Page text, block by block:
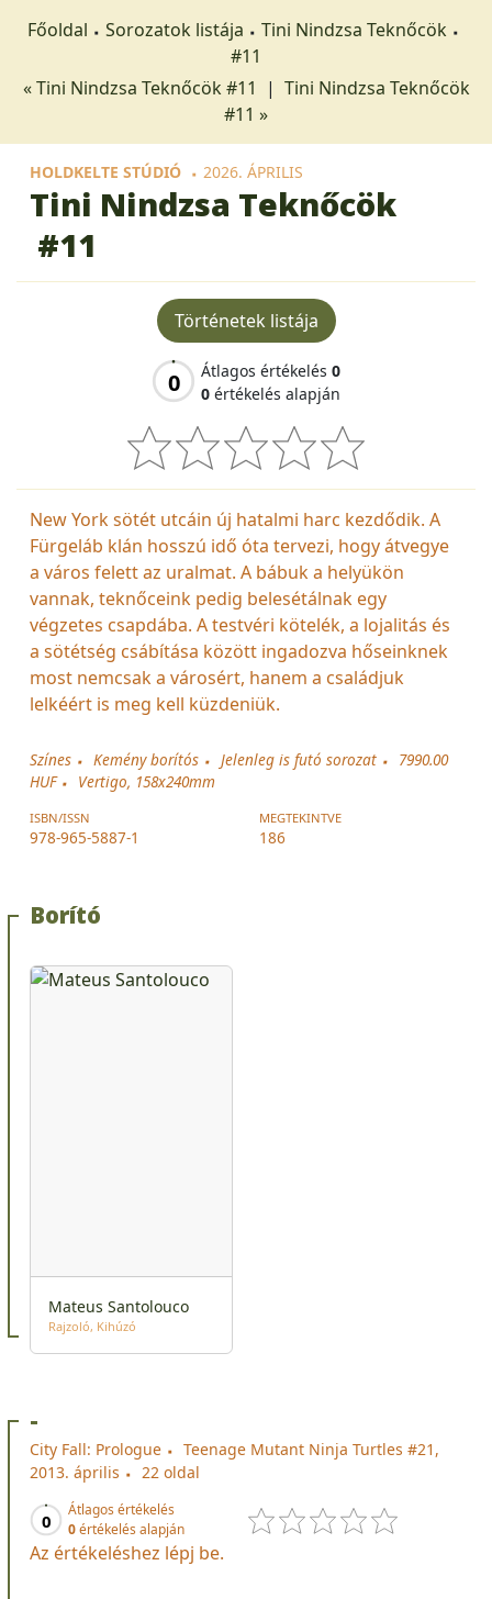
Főoldal Sorozatok listája
Tini Nindzsa Teknőcök
#11
« Tini Nindzsa Teknőcök #11
| Tini Nindzsa Teknőcök
#11 »
HOLDKELTE STÚDIÓ 2026. ÁPRILIS
Tini Nindzsa Teknőcök
#11
Történetek listája
0 Átlagos értékelés 0
0 értékelés alapján
New York sötét utcáin új hatalmi harc kezdődik. A
Fürgeláb klán hosszú idő óta tervezi, hogy átvegye
a város felett az uralmat. A bábuk a helyükön
vannak, teknőceink pedig belesétálnak egy
végzetes csapdába. A testvéri kötelék, a lojalitás és
a sötétség csábítása között ingadozva hőseinknek
most nemcsak a városért, hanem a családjuk
lelkéért is meg kell küzdeniük.
Színes Kemény borítós Jelenleg is futó sorozat
7990.00
HUF
Vertigo, 158x240mm
ISBN/ISSN
978-965-5887-1
MEGTEKINTVE
186
Borító
Mateus Santolouco
Rajzoló Kihúzó
-
City Fall: Prologue
Teenage Mutant Ninja Turtles #21,
2013. április
22 oldal
0
Átlagos értékelés
0értékelés alapján
Az értékeléshez lépj be.